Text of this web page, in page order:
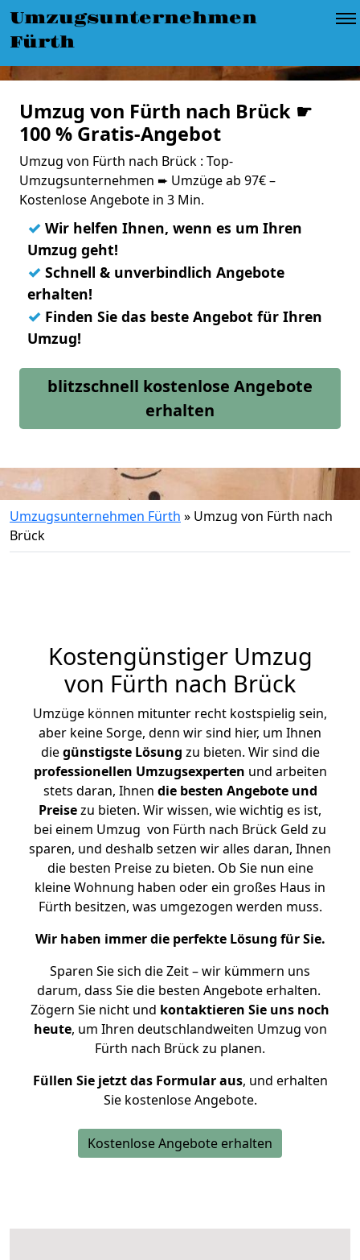
Umzugsunternehmen
Fürth
Umzug von Fürth nach Brück ☛
100 % Gratis-Angebot
Umzug von Fürth nach Brück : Top-
Umzugsunternehmen ➨ Umzüge ab 97€ –
Kostenlose Angebote in 3 Min.
✓ Wir helfen Ihnen, wenn es um Ihren
Umzug geht!
✓ Schnell & unverbindlich Angebote
erhalten!
✓ Finden Sie das beste Angebot für Ihren
Umzug!
blitzschnell kostenlose Angebote
erhalten
Umzugsunternehmen Fürth » Umzug von Fürth nach
Brück
Kostengünstiger Umzug
von Fürth nach Brück
Umzüge können mitunter recht kostspielig sein,
aber keine Sorge, denn wir sind hier, um Ihnen
diegünstigste Lösung zu bieten. Wir sind die
professionellen Umzugsexperten und arbeiten
stets daran, Ihnen die besten Angebote und
Preisezu bieten. Wir wissen, wie wichtig es ist,
bei einem Umzug von Fürth nach Brück Geld zu
sparen, und deshalb setzen wir alles daran, Ihnen
die besten Preise zu bieten. Ob Sie nun eine
kleine Wohnung haben oder ein großes Haus in
Fürth besitzen, was umgezogen werden muss.
Wir haben immer die perfekte Lösung für Sie.
Sparen Sie sich die Zeit – wir kümmern uns
darum, dass Sie die besten Angebote erhalten.
Zögern Sie nicht und kontaktieren Sie uns noch
heute, um Ihren deutschlandweiten Umzug von
Fürth nach Brück zu planen.
Füllen Sie jetzt das Formular aus, und erhalten
Sie kostenlose Angebote.
Kostenlose Angebote erhalten